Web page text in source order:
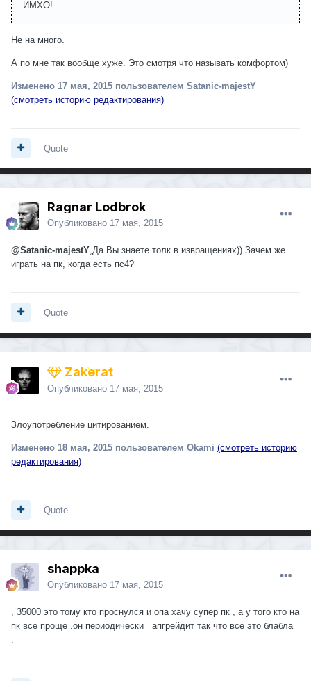
ИМХО!
Не на много.
А по мне так вообще хуже. Это смотря что называть комфортом)
Изменено 17 мая, 2015 пользователем Satanic-majestY
(смотреть историю редактирования)
Quote
Ragnar Lodbrok
Опубликовано 17 мая, 2015
@Satanic-majestY ,Да Вы знаете толк в извращениях)) Зачем же
играть на пк, когда есть пс4?
Quote
Zakerat
Опубликовано 17 мая, 2015
Злоупотребление цитированием.
Изменено 18 мая, 2015 пользователем Okami (смотреть историю
редактирования)
Quote
shappka
Опубликовано 17 мая, 2015
, 35000 это тому кто проснулся и опа хачу супер пк , а у того кто на
пк все проще .он периодически апгрейдит так что все это блабла